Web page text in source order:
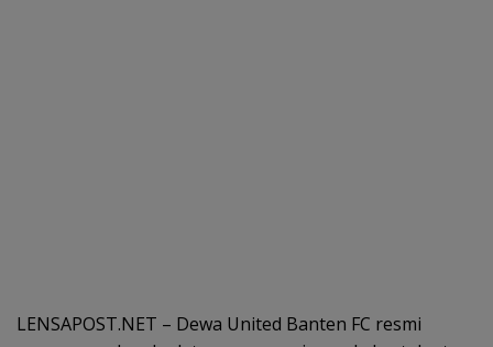
LENSAPOST.NET – Dewa United Banten FC resmi